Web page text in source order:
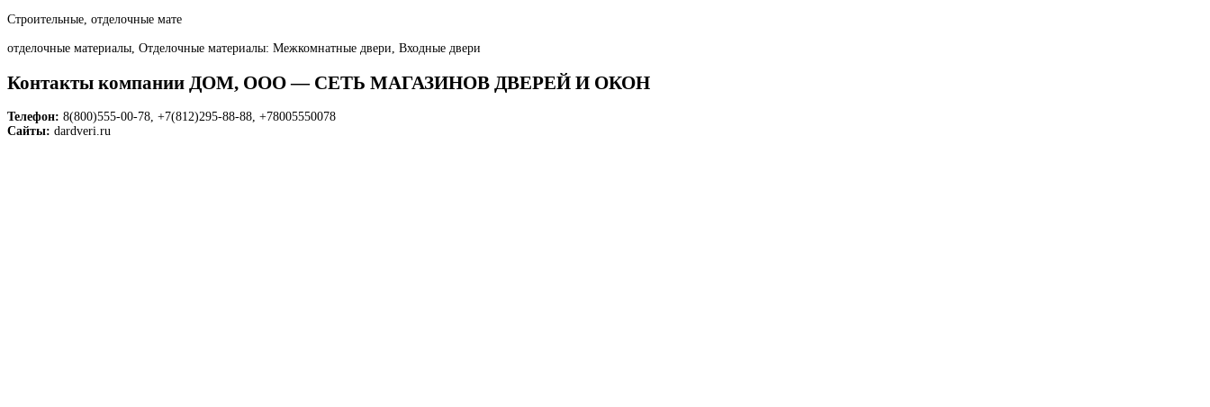
Строительные, отделочные мате
отделочные материалы, Отделочные материалы: Межкомнатные двери, Входные двери
Контакты компании ДОМ, ООО — СЕТЬ МАГАЗИНОВ ДВЕРЕЙ И ОКОН
Телефон: 8(800)555-00-78, +7(812)295-88-88, +78005550078
Сайты: dardveri.ru